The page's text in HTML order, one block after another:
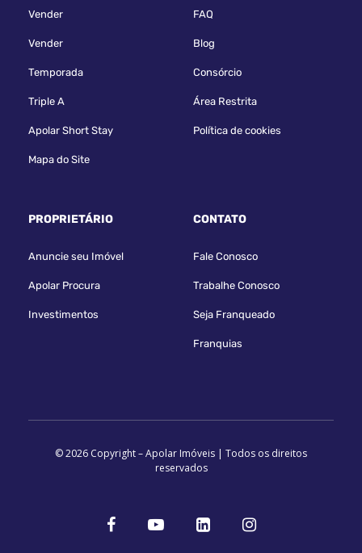
Vender
Vender
Temporada
Triple A
Apolar Short Stay
Mapa do Site
FAQ
Blog
Consórcio
Área Restrita
Política de cookies
PROPRIETÁRIO
Anuncie seu Imóvel
Apolar Procura
Investimentos
CONTATO
Fale Conosco
Trabalhe Conosco
Seja Franqueado
Franquias
© 2026 Copyright – Apolar Imóveis | Todos os direitos
reservados